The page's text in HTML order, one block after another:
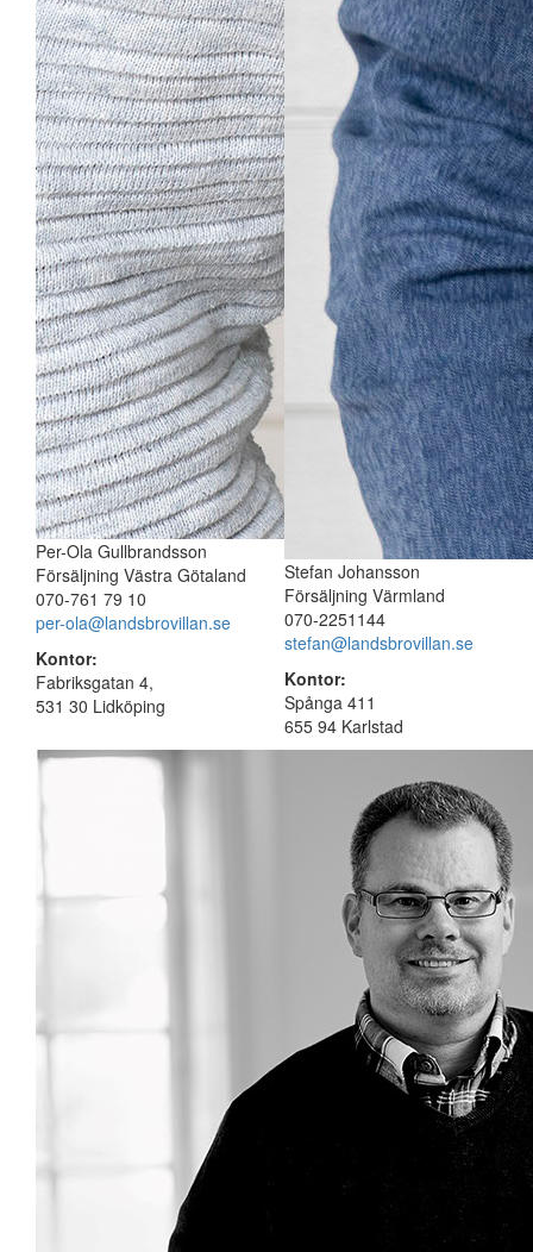
Per-Ola Gullbrandsson
Försäljning Västra Götaland
070-761 79 10
per-ola@landsbrovillan.se
Kontor:
Fabriksgatan 4,
531 30 Lidköping
Stefan Johansson
Försäljning Värmland
070-2251144
stefan@landsbrovillan.se
Kontor:
Spånga 411
655 94 Karlstad